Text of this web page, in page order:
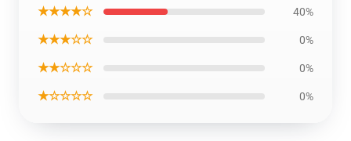
★★★★☆ 40%
★★★☆☆ 0%
★★☆☆☆ 0%
★☆☆☆☆ 0%